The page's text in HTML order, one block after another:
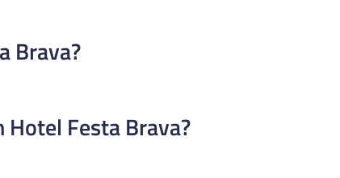
Brava?
zu Fuß, perfekte Voraussetzungen für Party und
Festa Brava?